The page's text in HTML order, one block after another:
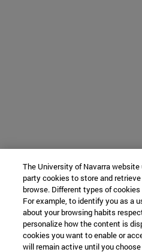
The University of Navarra
party cookies to store and
browse. Different types of
For example, to identify you as a
about your browsing habits
personalize how the content is
cookies you want to enable or
will remain active until you